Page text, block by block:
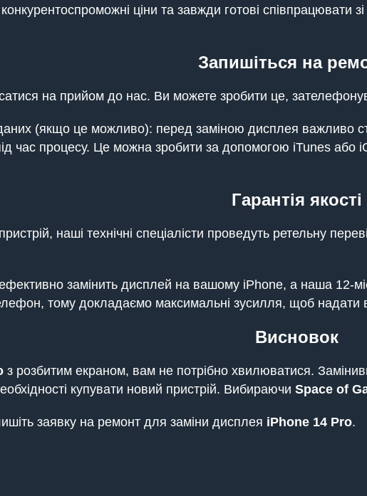
ціни та завжди готові співпрацювати
Запишіться на
на прийом до нас. Ви можете зробити це,
(якщо це можливо): перед заміною дисплея важливо
час процесу. Це можна зробити за допомогою iTunes або
Гарантія якості
наші технічні спеціалісти проведуть ретельну
замінить дисплей на вашому iPhone, а наша 12-
тому докладаємо максимальні зусилля, щоб надати
Висновок
з розбитим екраном, вам не потрібно хвилюватися.
купувати новий пристрій. Вибираючи Space of
заявку на ремонт для заміни дисплея iPhone 14 Pro.